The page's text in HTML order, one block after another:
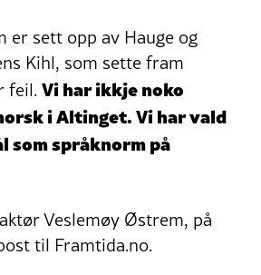
er sett opp av Hauge og
Kihl, som sette fram
feil.Vi har ikkje noko
i Altinget. Vi har vald
som språknorm på
Veslemøy Østrem, på
til Framtida.no.